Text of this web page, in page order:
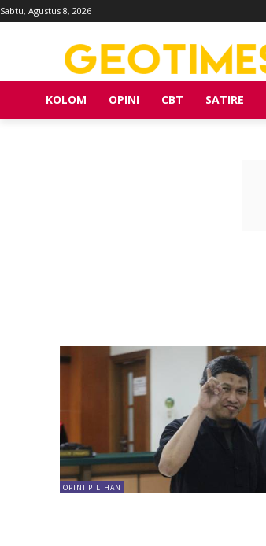
Sabtu, Agustus 8, 2026
KOLOM OPINI CBT SATIRE
OPINI PILIHAN